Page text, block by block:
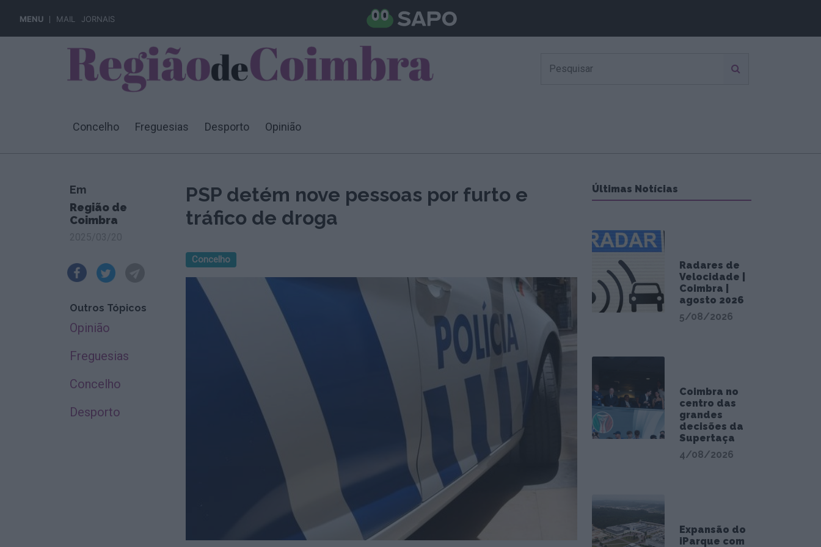
MENU MAIL JORNAIS
Concelho Freguesias Desporto Opinião
Em
Região de
Coimbra
Outros Tópicos
Opinião
Freguesias
Concelho
Desporto
PSP detém nove pessoas por furto e
tráfico de droga
Concelho
Últimas Notícias
Radares de
Velocidade |
Coimbra |
agosto 2026
5/08/2026
Coimbra no
centro das
grandes
decisões da
Supertaça
4/08/2026
Expansão do
iParque com